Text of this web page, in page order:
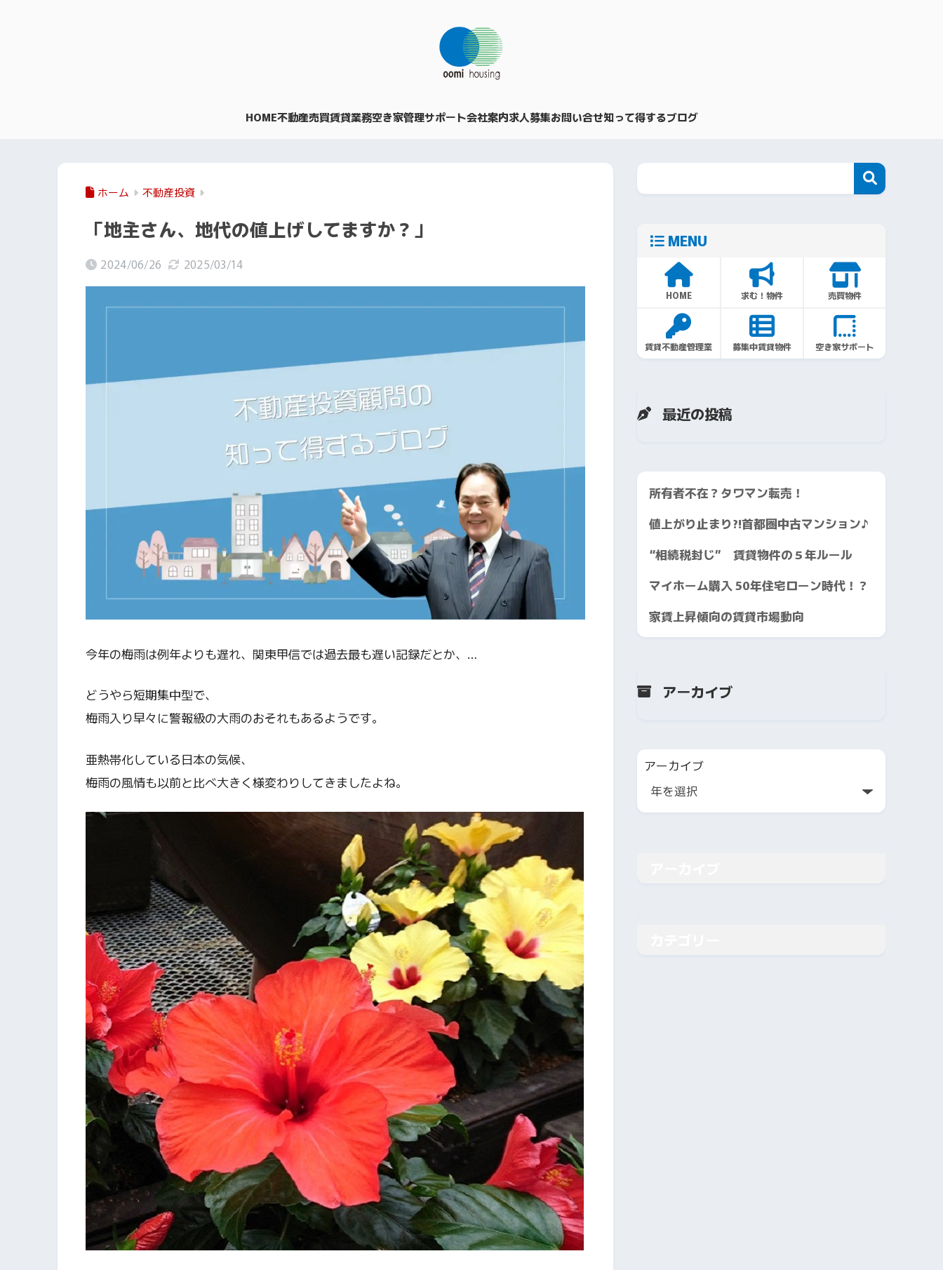
HOME不動産売買賃貸業務空き家管理サポート会社案内求人募集お問い合せ知って得するブログ
ホーム 不動産投資
「地主さん、地代の値上げしてますか？」
2024/06/26 2025/03/14
今年の梅雨は例年よりも遅れ、関東甲信では過去最も遅い記録だとか、…
どうやら短期集中型で、
梅雨入り早々に警報級の大雨のおそれもあるようです。
亜熱帯化している日本の気候、
梅雨の風情も以前と比べ大きく様変わりしてきましたよね。
MENU
HOME 求む！物件 売買物件
賃貸不動産管理業 募集中賃貸物件 空き家サポート
最近の投稿
所有者不在？タワマン転売！
値上がり止まり?!首都圏中古マンション♪
“相続税封じ” 賃貸物件の５年ルール
マイホーム購入 50年住宅ローン時代！？
家賃上昇傾向の賃貸市場動向
アーカイブ
アーカイブ